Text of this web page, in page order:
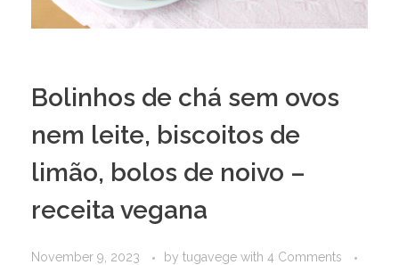
Bolinhos de chá sem ovos
nem leite, biscoitos de
limão, bolos de noivo –
receita vegana
November 9, 2023 by tugavege with 4 Comments